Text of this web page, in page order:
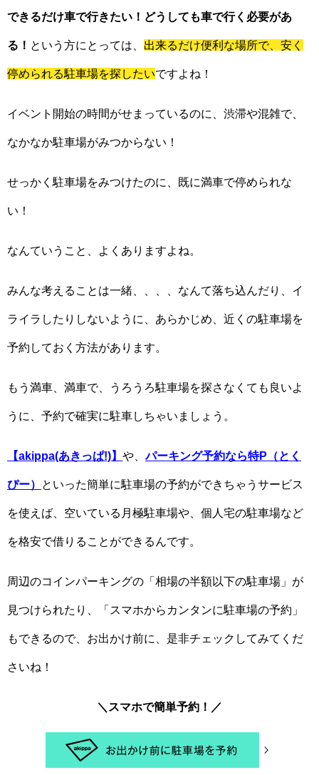
できるだけ車で行きたい！どうしても車で行く必要があ
る！ という方にとっては、 出来るだけ便利な場所で、安く
停められる駐車場を探したいですよね！
イベント開始の時間がせまっているのに、渋滞や混雑で、
なかなか駐車場がみつからない！
せっかく駐車場をみつけたのに、既に満車で停められな
い！
なんていうこと、よくありますよね。
みんな考えることは一緒、、、、なんて落ち込んだり、イ
ライラしたりしないように、あらかじめ、近くの駐車場を
予約しておく方法があります。
もう満車、満車で、うろうろ駐車場を探さなくても良いよ
うに、予約で確実に駐車しちゃいましょう。
【akippa(あきっぱ!)】 や、 パーキング予約なら特P（とく
ぴー） といった簡単に駐車場の予約ができちゃうサービス
を使えば、空いている月極駐車場や、個人宅の駐車場など
を格安で借りることができるんです。
周辺のコインパーキングの「相場の半額以下の駐車場」が
見つけられたり、「スマホからカンタンに駐車場の予約」
もできるので、お出かけ前に、是非チェックしてみてくだ
さいね！
＼スマホで簡単予約！／